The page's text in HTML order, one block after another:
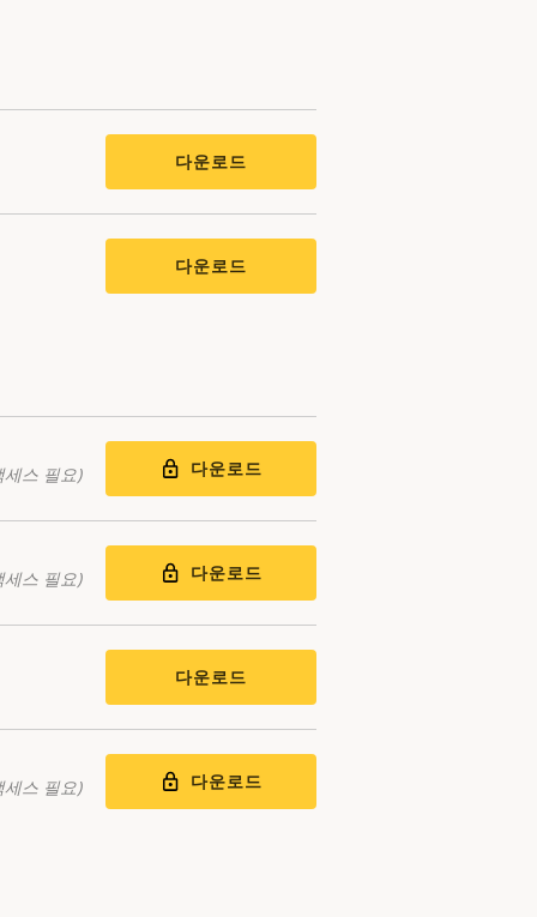
다운로드
다운로드
세스 필요) 다운로드
세스 필요) 다운로드
다운로드
세스 필요) 다운로드